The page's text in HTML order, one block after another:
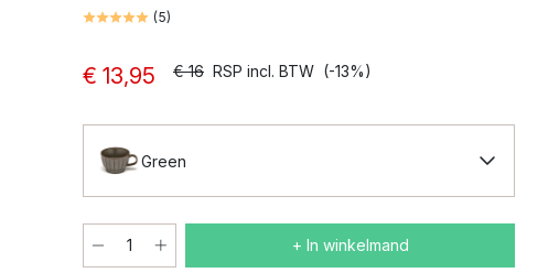
(5)
€ 13,95 € 16 RSP incl. BTW (-13%)
Green
+ In winkelmand